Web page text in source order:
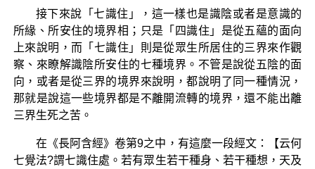
接下來說「七識住」，這一樣也是識陰或者是意識的
所緣、所安住的境界相；只是「四識住」是從五蘊的面向
上來說明，而「七識住」則是從眾生所居住的三界來作觀
察、來瞭解識陰所安住的七種境界。不管是說從五陰的面
向，或者是從三界的境界來說明，都說明了同一種情況，
那就是說這一些境界都是不離開流轉的境界，還不能出離
三界生死之苦。
在《長阿含經》卷第9之中，有這麼一段經文：【云何
七覺法?謂七識住處。若有眾生若干種身、若干種想，天及